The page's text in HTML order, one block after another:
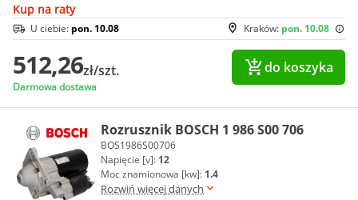
Kup na raty
Kraków: pon. 10.08
U ciebie: pon. 10.08
512,26zł/szt.
Darmowa dostawa
do koszyka
Rozrusznik BOSCH 1 986 S00 706
BOS1986S00706
Napięcie [v]: 12
Moc znamionowa [kw]: 1.4
Rozwiń więcej danych